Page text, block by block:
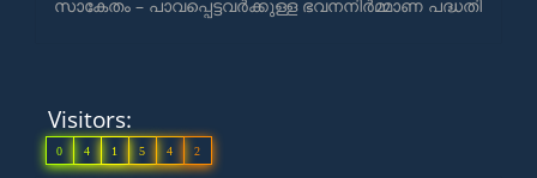
സാകേതം – പാവപ്പെട്ടവർക്കുള്ള ഭവനനിർമ്മാണ പദ്ധതി
Visitors:
0 4 1 5 4 2